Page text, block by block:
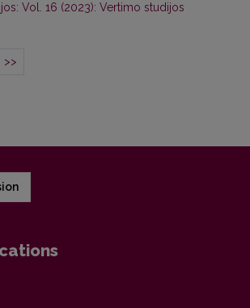
Vol. 16 (2023): Vertimo studijos
>>